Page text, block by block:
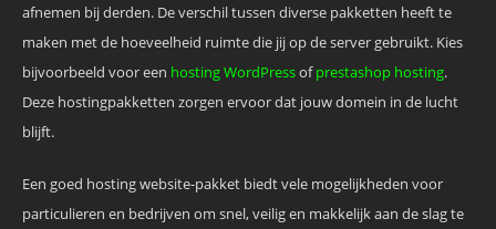
afnemen bij derden. De verschil tussen diverse pakketten heeft te
maken met de hoeveelheid ruimte die jij op de server gebruikt. Kies
bijvoorbeeld voor een hosting WordPressofprestashop hosting.
Deze hostingpakketten zorgen ervoor dat jouw domein in de lucht
blijft.
Een goed hosting website-pakket biedt vele mogelijkheden voor
particulieren en bedrijven om snel, veilig en makkelijk aan de slag te